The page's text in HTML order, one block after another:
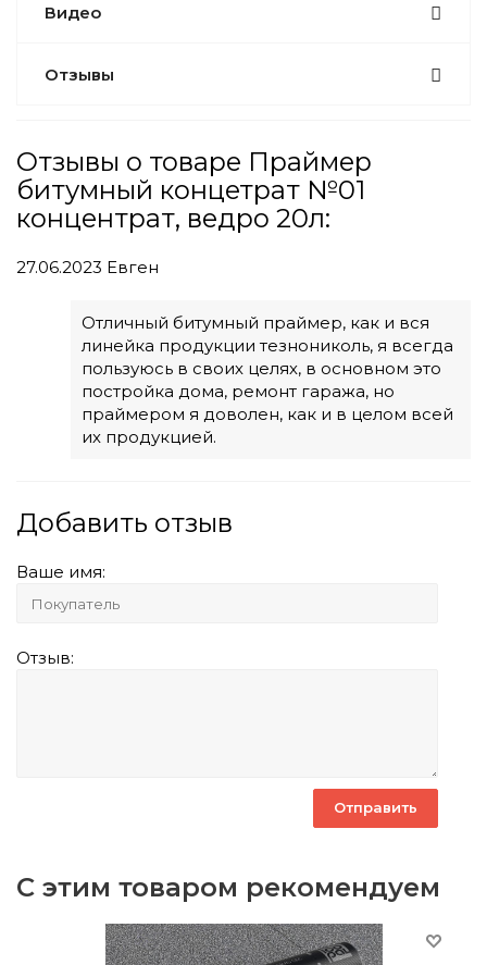
Видео
Отзывы
Отзывы о товаре Праймер
битумный концетрат №01
концентрат, ведро 20л:
27.06.2023 Евген
Отличный битумный праймер, как и вся
линейка продукции тезнониколь, я всегда
пользуюсь в своих целях, в основном это
постройка дома, ремонт гаража, но
праймером я доволен, как и в целом всей
их продукцией.
Добавить отзыв
Ваше имя:
Отзыв:
С этим товаром рекомендуем